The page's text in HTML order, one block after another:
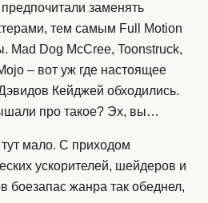
заменять
тем самым Full Motion
Mad Dog McCree, Toonstruck,
– вот уж где настоящее
Кейджей обходились.
про такое? Эх, вы…
мало. С приходом
ускорителей, шейдеров и
боезапас жанра так обеднел,